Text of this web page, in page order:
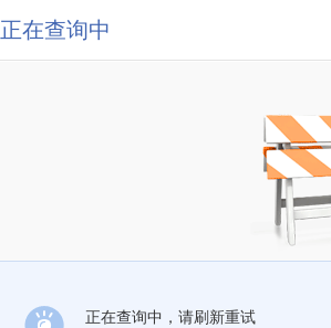
正在查询中
正在查询中，请刷新重试